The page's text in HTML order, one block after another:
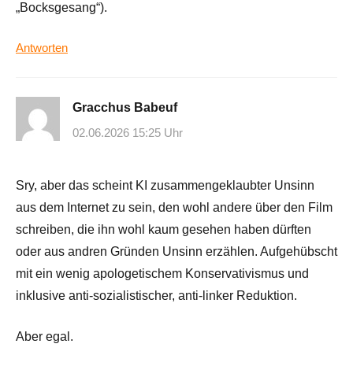
„Bocksgesang“).
Antworten
Gracchus Babeuf
02.06.2026 15:25 Uhr
Sry, aber das scheint KI zusammengeklaubter Unsinn
aus dem Internet zu sein, den wohl andere über den Film
schreiben, die ihn wohl kaum gesehen haben dürften
oder aus andren Gründen Unsinn erzählen. Aufgehübscht
mit ein wenig apologetischem Konservativismus und
inklusive anti-sozialistischer, anti-linker Reduktion.
Aber egal.